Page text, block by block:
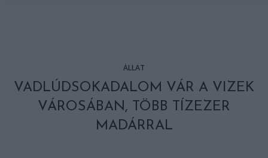
ÁLLAT
VADLÚDSOKADALOM VÁR A VIZEK
VÁROSÁBAN, TÖBB TÍZEZER
MADÁRRAL